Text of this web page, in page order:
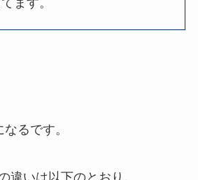
るです。
違いは以下のとおり。